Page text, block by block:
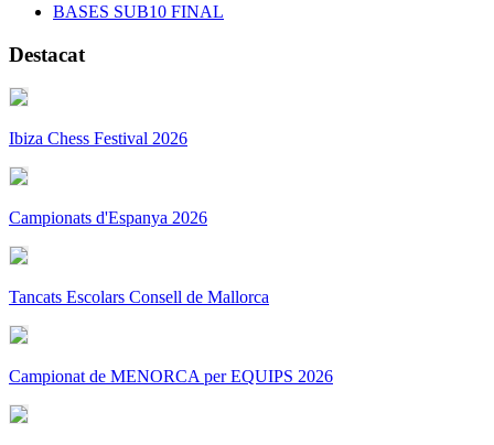
BASES SUB10 FINAL
Destacat
Ibiza Chess Festival 2026
Campionats d'Espanya 2026
Tancats Escolars Consell de Mallorca
Campionat de MENORCA per EQUIPS 2026